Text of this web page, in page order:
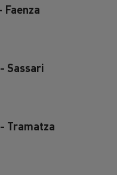
Faenza
Sassari
Tramatza